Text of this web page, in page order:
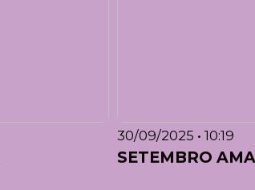
30/09/2025 • 10:19
SETEMBRO